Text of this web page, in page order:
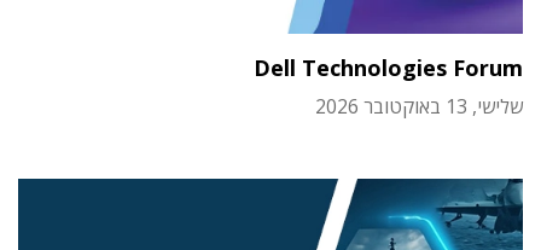
Dell Technologies Forum
שלישי, 13 באוקטובר 2026